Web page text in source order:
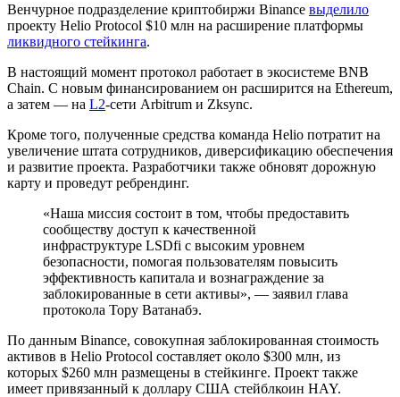
Венчурное подразделение криптобиржи Binance выделило
проекту Helio Protocol $10 млн на расширение платформы
ликвидного стейкинга.
В настоящий момент протокол работает в экосистеме BNB
Chain. С новым финансированием он расширится на Ethereum,
а затем — на L2-сети Arbitrum и Zksync.
Кроме того, полученные средства команда Helio потратит на
увеличение штата сотрудников, диверсификацию обеспечения
и развитие проекта. Разработчики также обновят дорожную
карту и проведут ребрендинг.
«Наша миссия состоит в том, чтобы предоставить
сообществу доступ к качественной
инфраструктуре LSDfi с высоким уровнем
безопасности, помогая пользователям повысить
эффективность капитала и вознаграждение за
заблокированные в сети активы», — заявил глава
протокола Тору Ватанабэ.
По данным Binance, совокупная заблокированная стоимость
активов в Helio Protocol составляет около $300 млн, из
которых $260 млн размещены в стейкинге. Проект также
имеет привязанный к доллару США стейблкоин HAY.